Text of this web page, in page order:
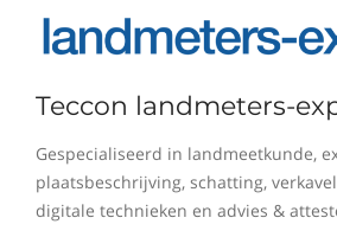
Teccon landmeters-
Gespecialiseerd in landmeetkunde,
plaatsbeschrijving, schatting,
digitale technieken en advies &